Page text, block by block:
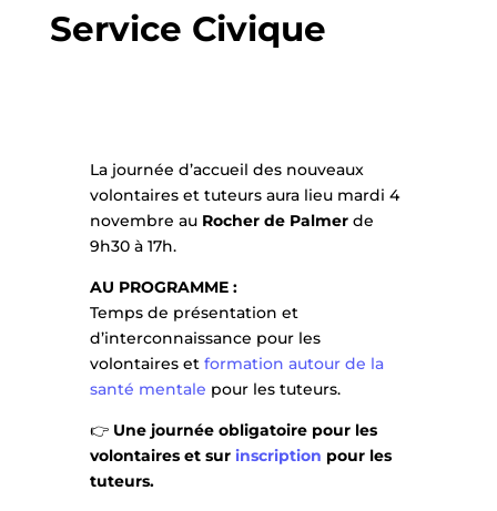
Service Civique
La journée d’accueil des nouveaux
volontaires et tuteurs aura lieu mardi 4
novembre au Rocher de Palmerde
9h30 à 17h.
AU PROGRAMME :
Temps de présentation et
d’interconnaissance pour les
volontaires et formation autour de la
santé mentale pour les tuteurs.
👉Une journée obligatoire pour les
volontaires et sur inscription pour les
tuteurs.